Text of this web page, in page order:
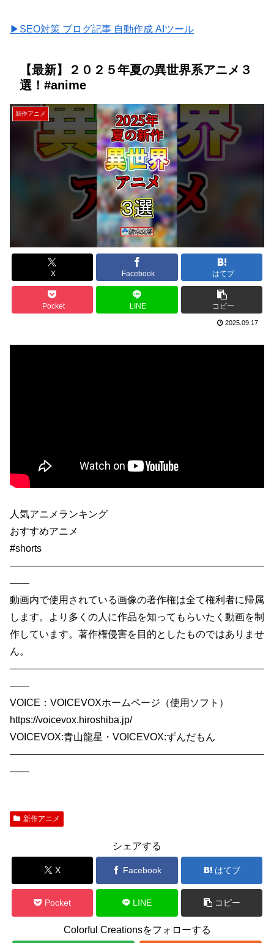
▶SEO対策 ブログ記事 自動作成 AIツール
【最新】２０２５年夏の異世界系アニメ３
選！#anime
新作アニメ
X Facebook はてブ
Pocket LINE コピー
2025.09.17
人気アニメランキング
おすすめアニメ
#shorts
——————————————————————————
——
動画内で使用されている画像の著作権は全て権利者に帰属
します。より多くの人に作品を知ってもらいたく動画を制
作しています。著作権侵害を目的としたものではありませ
ん。
——————————————————————————
——
VOICE：VOICEVOXホームページ（使用ソフト）
https://voicevox.hiroshiba.jp/
VOICEVOX:青山龍星・VOICEVOX:ずんだもん
——————————————————————————
——
新作アニメ
シェアする
X Facebook はてブ
Pocket LINE コピー
Colorful Creationsをフォローする